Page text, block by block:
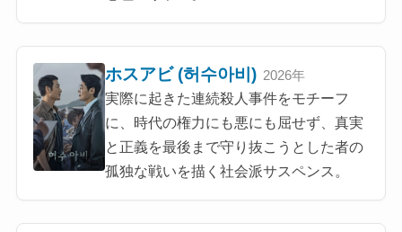
ホスアビ (허수아비) 2026年
実際に起きた連続殺人事件をモチーフ
に、時代の権力にも悪にも屈せず、真実
と正義を最後まで守り抜こうとした者の
孤独な戦いを描く社会派サスペンス。